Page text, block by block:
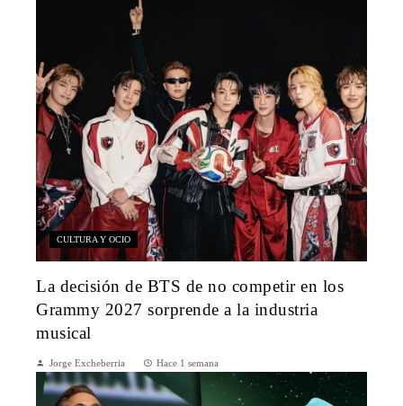
CULTURA Y OCIO
La decisión de BTS de no competir en los
Grammy 2027 sorprende a la industria
musical
Jorge Excheberria Hace 1 semana